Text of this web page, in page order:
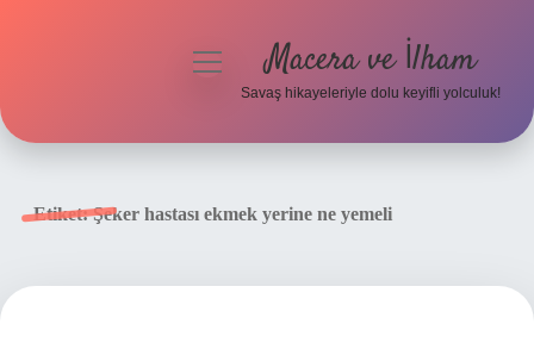
menüyüMacera ve İlham
Savaş hikayeleriyle dolu keyifli yolculuk!
Etiket:Şeker hastası ekmek yerine ne yemeli